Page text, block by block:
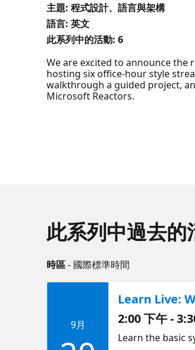
主題: 程式設計、語言與架構
語言: 英文
此系列中的活動: 6
We are excited to announce the
hosting six office-hour style
walkthrough a guided project,
Microsoft Reactors.
此系列中過去的
時區- 國際標準時間
9月
Learn Live:
2:00 下午 -
Learn the basic